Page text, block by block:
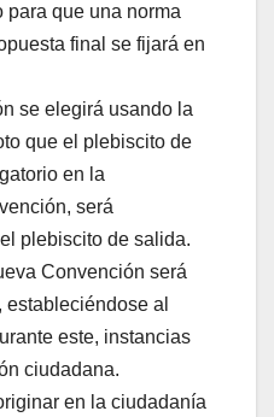
para que una norma
final se fijará en
se elegirá usando la
que el plebiscito de
en la
será
plebiscito de salida.
Convención será
al
este, instancias
ciudadana.
en la ciudadanía